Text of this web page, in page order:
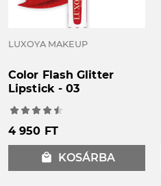
LUXOYA MAKEUP
Color Flash Glitter
Lipstick - 03
4 950 FT
local_mall KOSÁRBA